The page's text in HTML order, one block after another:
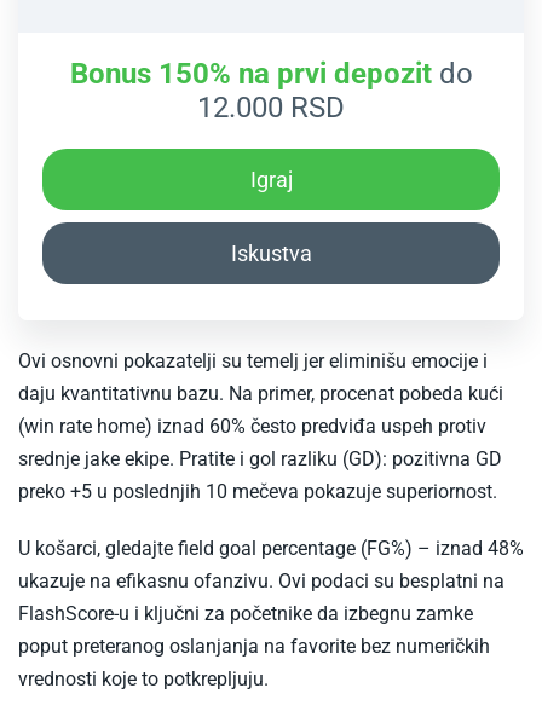
Bonus 150% na prvi depozitdo
12.000 RSD
Igraj
Iskustva
Ovi osnovni pokazatelji su temelj jer eliminišu emocije i
daju kvantitativnu bazu. Na primer, procenat pobeda kući
(win rate home) iznad 60% često predviđa uspeh protiv
srednje jake ekipe. Pratite i gol razliku (GD): pozitivna GD
preko +5 u poslednjih 10 mečeva pokazuje superiornost.
U košarci, gledajte field goal percentage (FG%) – iznad 48%
ukazuje na efikasnu ofanzivu. Ovi podaci su besplatni na
FlashScore-u i ključni za početnike da izbegnu zamke
poput preteranog oslanjanja na favorite bez numeričkih
vrednosti koje to potkrepljuju.​